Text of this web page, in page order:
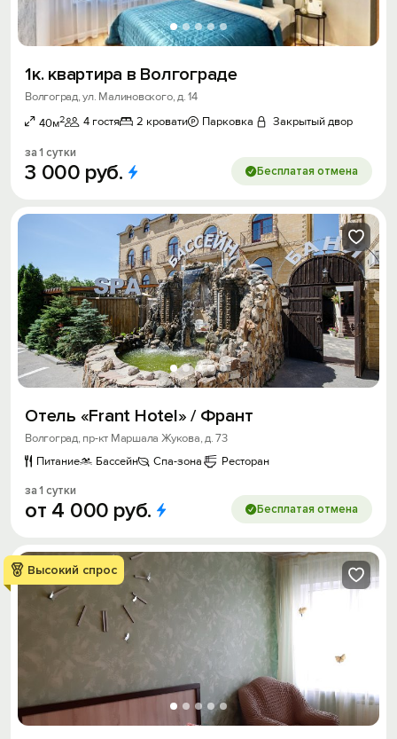
1к. квартира в Волгограде
Волгоград, ул. Малиновского, д. 14
40м2 4 гостя 2 кровати Парковка Закрытый двор
за 1 сутки
3 000 руб. Бесплатая отмена
Отель «Frant Hotel» / Франт
Волгоград, пр-кт Маршала Жукова, д. 73
Питание
Бассейн Спа-зона Ресторан
за 1 сутки
от 4 000 руб. Бесплатая отмена
Высокий спрос